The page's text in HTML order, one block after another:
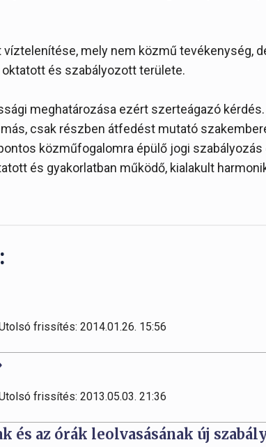
víztelenítése, mely nem közmű tevékenység,
és szabályozott területe.
meghatározása ezért szerteágazó
csak részben átfedést mutató
közműfogalomra épülő jogi szabályozás
és gyakorlatban működő, kialakult
frissítés: 2014.01.26. 15:56
frissítés: 2013.05.03. 21:36
és az órák leolvasásának új